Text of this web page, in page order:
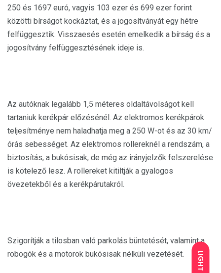
LIGHT
250 és 1697 euró, vagyis 103 ezer és 699 ezer forint
közötti bírságot kockáztat, és a jogosítványát egy hétre
felfüggesztik. Visszaesés esetén emelkedik a bírság és a
jogosítvány felfüggesztésének ideje is.
Az autóknak legalább 1,5 méteres oldaltávolságot kell
tartaniuk kerékpár előzésénél. Az elektromos kerékpárok
teljesítménye nem haladhatja meg a 250 W-ot és az 30 km/
órás sebességet. Az elektromos rollereknél a rendszám, a
biztosítás, a bukósisak, de még az irányjelzők felszerelése
is kötelező lesz. A rollereket kitiltják a gyalogos
övezetekből és a kerékpárutakról.
Szigorítják a tilosban való parkolás büntetését, valamint a
robogók és a motorok bukósisak nélküli vezetését.